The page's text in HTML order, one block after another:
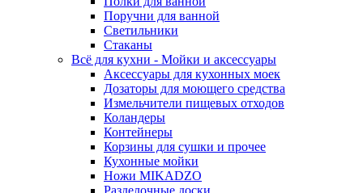
Поручни для ванной
Светильники
Стаканы
Всё для кухни - Мойки и аксессуары
Аксессуары для кухонных моек
Дозаторы для моющего средства
Измельчители пищевых отходов
Коландеры
Контейнеры
Корзины для сушки и прочее
Кухонные мойки
Ножи MIKADZO
Разделочные доски